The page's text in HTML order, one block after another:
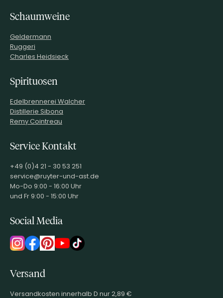
Schaumweine
Geldermann
Ruggeri
Charles Heidsieck
Spirituosen
Edelbrennerei Walcher
Distillerie Sibona
Remy Cointreau
Service Kontakt
+49 (0)4 21 - 30 53 251
service@ruyter-und-ast.de
Mo-Do 9:00 - 16:00 Uhr
und Fr 9:00 - 15:00 Uhr
Social Media
Versand
Versandkosten innerhalb D nur 2,89 €